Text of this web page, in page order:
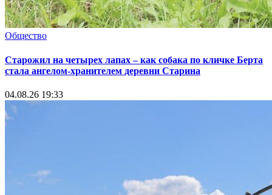
Общество
Старожил на четырех лапах – как собака по кличке Берта
стала ангелом-хранителем деревни Старина
04.08.26 19:33